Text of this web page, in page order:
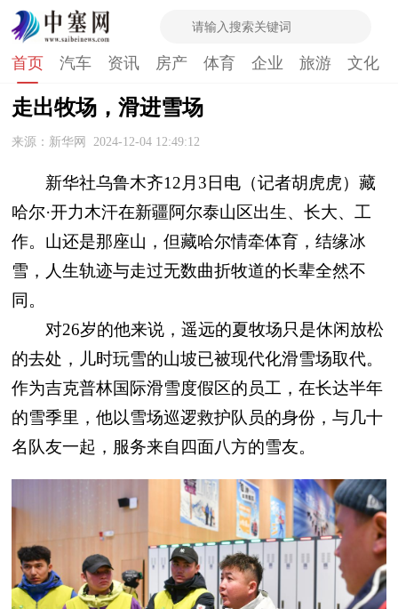
首页 汽车 资讯 房产 体育 企业 旅游 文化
走出牧场，滑进雪场
来源：新华网 2024-12-04 12:49:12
新华社乌鲁木齐12月3日电（记者胡虎虎）藏
哈尔·开力木汗在新疆阿尔泰山区出生、长大、工
作。山还是那座山，但藏哈尔情牵体育，结缘冰
雪，人生轨迹与走过无数曲折牧道的长辈全然不
同。
对26岁的他来说，遥远的夏牧场只是休闲放松
的去处，儿时玩雪的山坡已被现代化滑雪场取代。
作为吉克普林国际滑雪度假区的员工，在长达半年
的雪季里，他以雪场巡逻救护队员的身份，与几十
名队友一起，服务来自四面八方的雪友。